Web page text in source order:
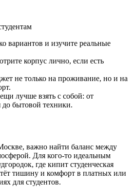
вариантов и изучите реальные
корпус лично, если есть
не только на проживание, но и на
лучше взять с собой: от
до бытовой техники.
важно найти баланс между
Для кого-то идеальным
где кипит студенческая
тишину и комфорт в платных или
для студентов.